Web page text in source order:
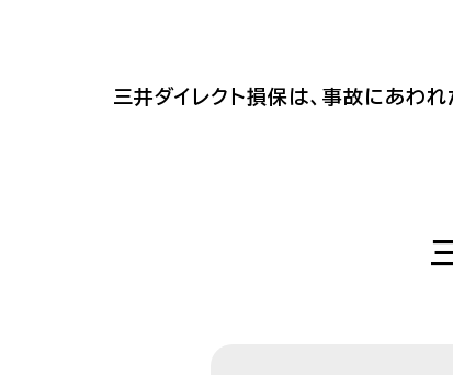
三井ダイレクト損保は、事故にあわ